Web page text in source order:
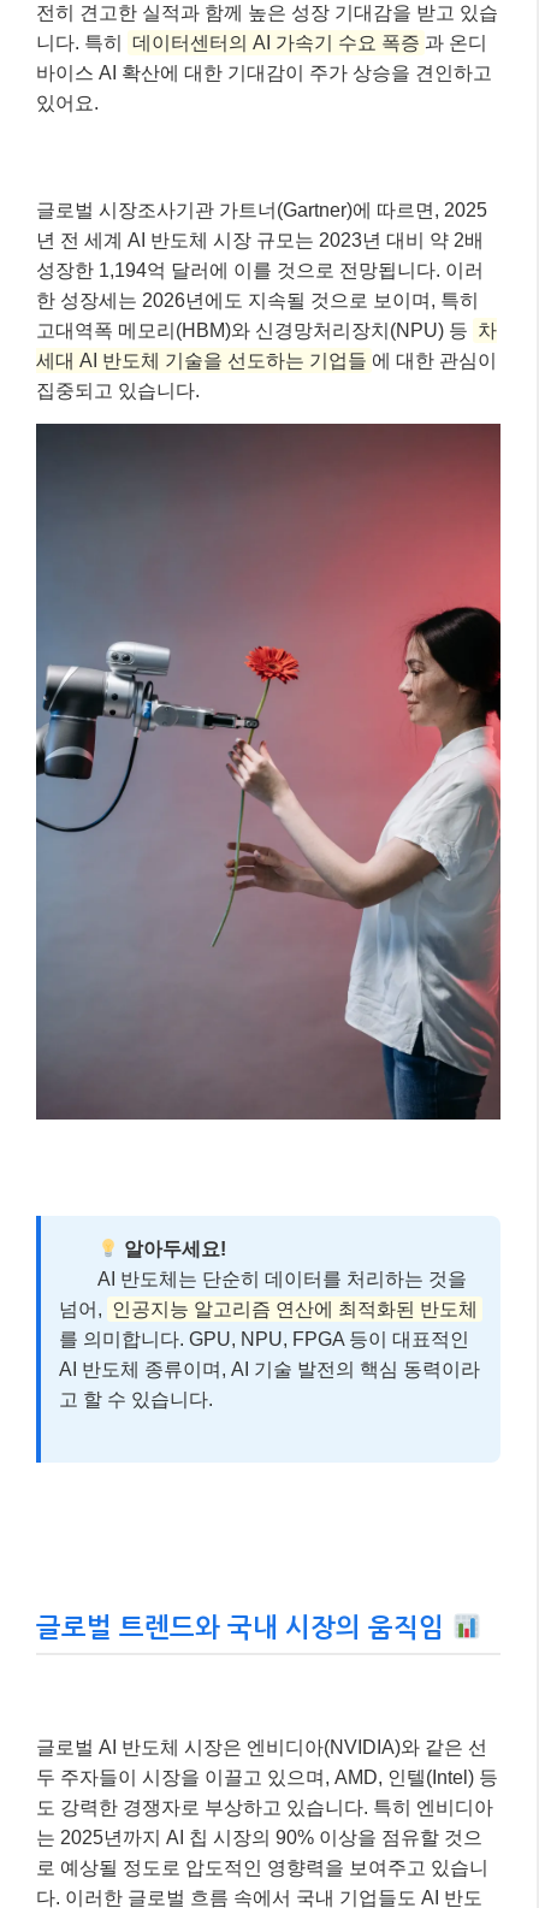
전히 견고한 실적과 함께 높은 성장 기대감을 받고 있습
니다. 특히
데이터센터의 AI 가속기 수요 폭증 과 온디
바이스 AI 확산에 대한 기대감이 주가 상승을 견인하고
있어요.
글로벌 시장조사기관 가트너(Gartner)에 따르면, 2025
년 전 세계 AI 반도체 시장 규모는 2023년 대비 약 2배
성장한 1,194억 달러에 이를 것으로 전망됩니다. 이러
한 성장세는 2026년에도 지속될 것으로 보이며, 특히
고대역폭 메모리(HBM)와 신경망처리장치(NPU) 등 차
세대 AI 반도체 기술을 선도하는 기업들 에 대한 관심이
집중되고 있습니다.
알아두세요!
AI 반도체는 단순히 데이터를 처리하는 것을
넘어, 인공지능 알고리즘 연산에 최적화된 반도체
를 의미합니다. GPU, NPU, FPGA 등이 대표적인
AI 반도체 종류이며, AI 기술 발전의 핵심 동력이라
고 할 수 있습니다.
글로벌 트렌드와 국내 시장의 움직임
글로벌 AI 반도체 시장은 엔비디아(NVIDIA)와 같은 선
두 주자들이 시장을 이끌고 있으며, AMD, 인텔(Intel) 등
도 강력한 경쟁자로 부상하고 있습니다. 특히 엔비디아
는 2025년까지 AI 칩 시장의 90% 이상을 점유할 것으
로 예상될 정도로 압도적인 영향력을 보여주고 있습니
다. 이러한 글로벌 흐름 속에서 국내 기업들도 AI 반도